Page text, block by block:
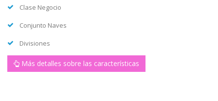
Clase Negocio
Conjunto Naves
Divisiones
Más detalles sobre las características